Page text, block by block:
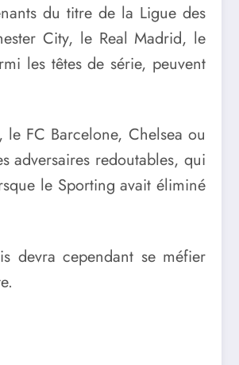
du titre de la Ligue des
City, le Real Madrid, le
les têtes de série, peuvent
FC Barcelone, Chelsea ou
adversaires redoutables, qui
le Sporting avait éliminé
devra cependant se méfier